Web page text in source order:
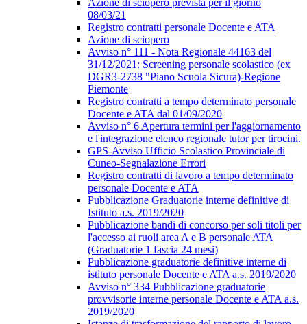
Azione di sciopero prevista per il giorno
08/03/21
Registro contratti personale Docente e ATA
Azione di sciopero
Avviso n° 111 - Nota Regionale 44163 del
31/12/2021: Screening personale scolastico (ex
DGR3-2738 "Piano Scuola Sicura)-Regione
Piemonte
Registro contratti a tempo determinato personale
Docente e ATA dal 01/09/2020
Avviso n° 6 Apertura termini per l'aggiornamento
e l'integrazione elenco regionale tutor per tirocini.
GPS-Avviso Ufficio Scolastico Provinciale di
Cuneo-Segnalazione Errori
Registro contratti di lavoro a tempo determinato
personale Docente e ATA
Pubblicazione Graduatorie interne definitive di
Istituto a.s. 2019/2020
Pubblicazione bandi di concorso per soli titoli per
l'accesso ai ruoli area A e B personale ATA
(Graduatorie 1 fascia 24 mesi)
Pubblicazione graduatorie definitive interne di
istituto personale Docente e ATA a.s. 2019/2020
Avviso n° 334 Pubblicazione graduatorie
provvisorie interne personale Docente e ATA a.s.
2019/2020